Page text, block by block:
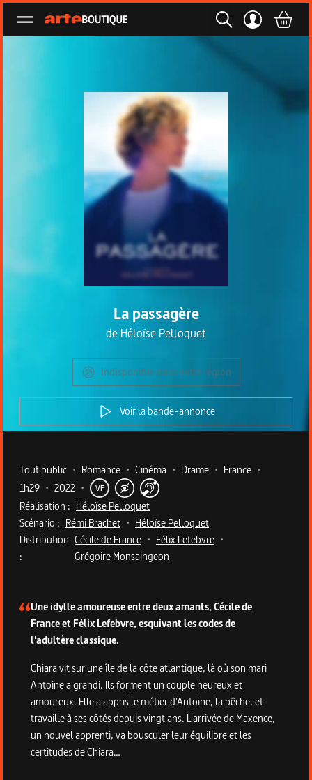
Ouvrir le menu
La passagère
de Héloïse Pelloquet
Indisponible dans votre région
Voir la bande-annonce
Metadata du programme
Tout public • Romance • Cinéma • Drame • France •
1h29 • 2022 • VF
Réalisation : Héloïse Pelloquet
Scénario : Rémi Brachet • Héloïse Pelloquet
Distribution
:
Cécile de France • Félix Lefebvre •
Grégoire Monsaingeon
Une idylle amoureuse entre deux amants, Cécile de
France et Félix Lefebvre, esquivant les codes de
l’adultère classique.
Chiara vit sur une île de la côte atlantique, là où son mari
Antoine a grandi. Ils forment un couple heureux et
amoureux. Elle a appris le métier d'Antoine, la pêche, et
travaille à ses côtés depuis vingt ans. L'arrivée de Maxence,
un nouvel apprenti, va bousculer leur équilibre et les
certitudes de Chiara…